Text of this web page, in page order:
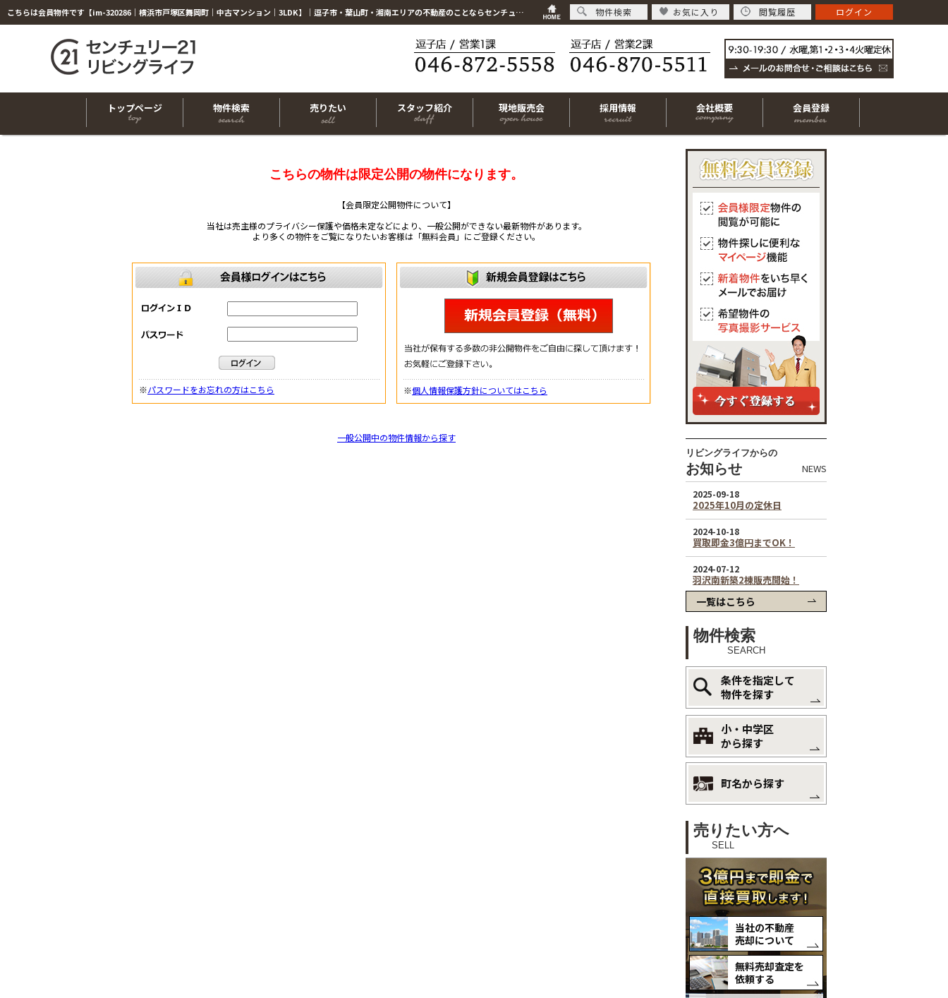
こちらは会員物件です【im-320286｜横浜市戸塚区舞岡町｜中古マンション｜3LDK】｜逗子市・葉山町・湘南エリアの不動産のことならセンチュリー21リビングライフにお任せください！
トップページ 物件検索 売りたい スタッフ紹介 現地販売会 採用情報 会社概要 会員登録
こちらの物件は限定公開の物件になります。
【会員限定公開物件について】
当社は売主様のプライバシー保護や価格未定などにより、一般公開ができない最新物件があります。
より多くの物件をご覧になりたいお客様は「無料会員」にご登録ください。
※パスワードをお忘れの方はこちら ※個人情報保護方針についてはこちら
一般公開中の物件情報から探す
リビングライフからの
お知らせ NEWS
一覧はこちら
物件検索
SEARCH
条件を指定して
物件を探す
小・中学区
から探す
町名から探す
売りたい方へ
SELL
当社の不動産
売却について
無料売却査定を
依頼する
物件検索 お気に入り 閲覧履歴 ログイン